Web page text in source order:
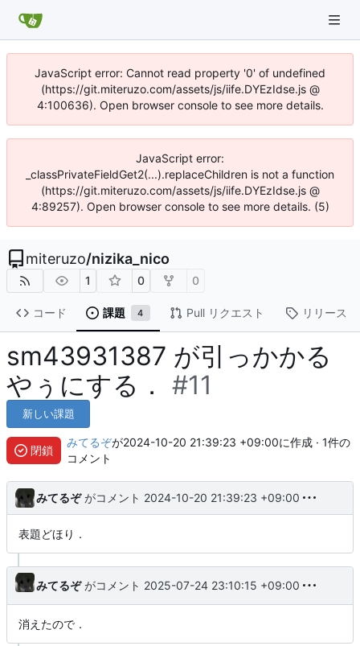
JavaScript error: Cannot read property '0' of undefined
(https://git.miteruzo.com/assets/js/iife.DYEzIdse.js @
4:100636). Open browser console to see more details.
JavaScript error:
_classPrivateFieldGet2(...).replaceChildren is not a function
(https://git.miteruzo.com/assets/js/iife.DYEzIdse.js @
4:89257). Open browser console to see more details. (5)
miteruzo/nizika_nico
1 0 0
コード 課題 4 Pull リクエスト リリース
sm43931387 が引っかかる
やぅにする． #11
新しい課題
閉鎖
みてるぞが2024-10-20 21:39:23 +09:00に作成 · 1件の
コメント
みてるぞがコメント 2024-10-20 21:39:23 +09:00
表題どほり．
みてるぞがコメント 2025-07-24 23:10:15 +09:00
消えたので．